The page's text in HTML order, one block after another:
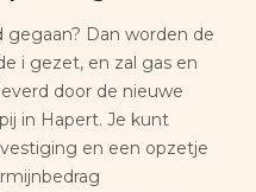
gegaan? Dan worden de
i gezet, en zal gas en
door de nieuwe
in Hapert. Je kunt
en een opzetje